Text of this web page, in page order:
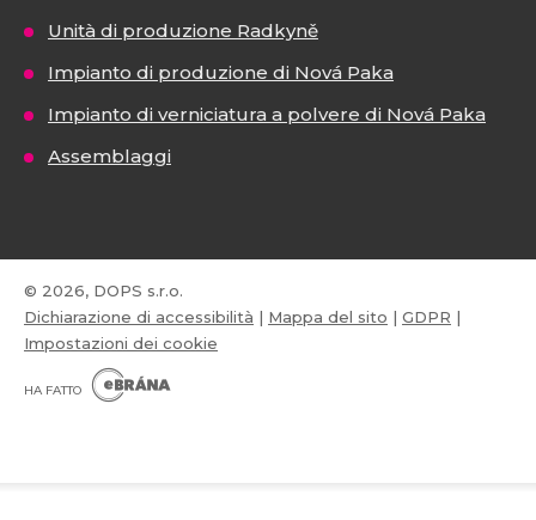
Unità di produzione Radkyně
Impianto di produzione di Nová Paka
Impianto di verniciatura a polvere di Nová Paka
Assemblaggi
© 2026, DOPS s.r.o.
Dichiarazione di accessibilità | Mappa del sito | GDPR |
Impostazioni dei cookie
HA FATTO
B